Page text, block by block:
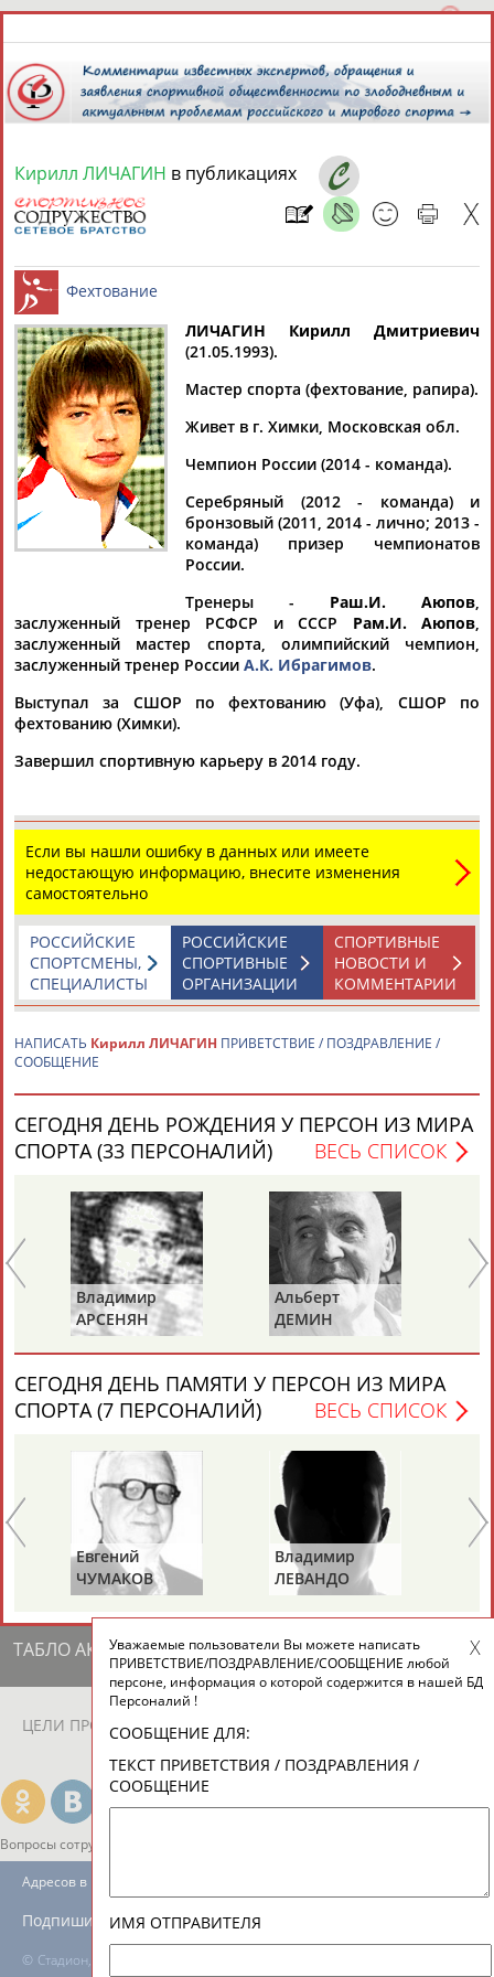
10 августа 2026 года,
СПОРТСМЕНЫ, ТРЕНЕРЫ И СПЕЦИАЛИСТЫ
Найдено: 13181персон Расширенный поиск
Аслаудин
АБАЕВ
Елена
АБАИМОВА
Мария
Юлия
Тамилла
АБАСОВА
АБАЧАРАЕВ
Ростом
АБАШИДЗЕ
Флюра
БУЛАТОВА
Татьяна
Каримжан
Аделя
Андрей
Герман
Рамазан
АБДУЛАЕВ
Тагир
АБДУЛАЕВ
Камиль
АБДУЛАЗИЗОВ
Загалав
АБДУЛБЕКОВ
Камалудин
АБДУЛДАУДОВ
Абдула
АБДУЛЖАЛИЛОВ
Магомед
АБДУЛКАГИРОВ
Назир
24 персон из 13181
ЕЩЁ ПЕРСОНЫ
ТАБЛО АКТИВНОСТИ
ЦЕЛИ ПРОЕКТА КОНТАКТЫ
Вопросы сотрудничества и совместной деятельности
© Стадион, 1998-2026
Адресов в новостной рассылке: 997
Подпишись
Кирилл ЛИЧАГИН в публикациях
Фехтование
ЛИЧАГИН Кирилл Дмитриевич
(21.05.1993).
Мастер спорта (фехтование, рапира).
Живет в г. Химки, Московская обл.
Чемпион России (2014 - команда).
Серебряный (2012 - команда) и
бронзовый (2011, 2014 - лично; 2013 -
команда) призер чемпионатов
России.
Тренеры - Раш.И. Аюпов,
заслуженный тренер РСФСР и СССР Рам.И. Аюпов,
заслуженный мастер спорта, олимпийский чемпион,
заслуженный тренер России А.К. Ибрагимов.
Выступал за СШОР по фехтованию (Уфа), СШОР по
фехтованию (Химки).
Завершил спортивную карьеру в 2014 году.
Если вы нашли ошибку в данных или имеете
недостающую информацию, внесите изменения
самостоятельно
СПОРТИВНЫЕ
НОВОСТИ И
КОММЕНТАРИИ
РОССИЙСКИЕ
СПОРТИВНЫЕ
ОРГАНИЗАЦИИ
РОССИЙСКИЕ
СПОРТСМЕНЫ,
СПЕЦИАЛИСТЫ
НАПИСАТЬ Кирилл ЛИЧАГИН ПРИВЕТСТВИЕ / ПОЗДРАВЛЕНИЕ /
СООБЩЕНИЕ
СЕГОДНЯ ДЕНЬ РОЖДЕНИЯ У ПЕРСОН ИЗ МИРА
СПОРТА (33 ПЕРСОНАЛИЙ)
ВЕСЬ СПИСОК
Владимир
АРСЕНЯН
Альберт
ДЕМИН
СЕГОДНЯ ДЕНЬ ПАМЯТИ У ПЕРСОН ИЗ МИРА
СПОРТА (7 ПЕРСОНАЛИЙ)
ВЕСЬ СПИСОК
Евгений
ЧУМАКОВ
Владимир
ЛЕВАНДО
Уважаемые пользователи Вы можете написать
ПРИВЕТСТВИЕ/ПОЗДРАВЛЕНИЕ/СООБЩЕНИЕ любой
персоне, информация о которой содержится в нашей БД
Персоналий !
СООБЩЕНИЕ ДЛЯ:
ТЕКСТ ПРИВЕТСТВИЯ / ПОЗДРАВЛЕНИЯ /
СООБЩЕНИЕ
ИМЯ ОТПРАВИТЕЛЯ